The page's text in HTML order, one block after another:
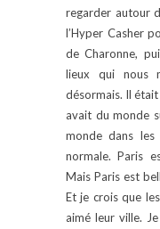
regarder autour
l’Hyper Casher
de Charonne,
lieux qui nous
désormais. Il
avait du monde
monde dans
normale. Paris
Mais Paris est
Et je crois que
aimé leur ville.